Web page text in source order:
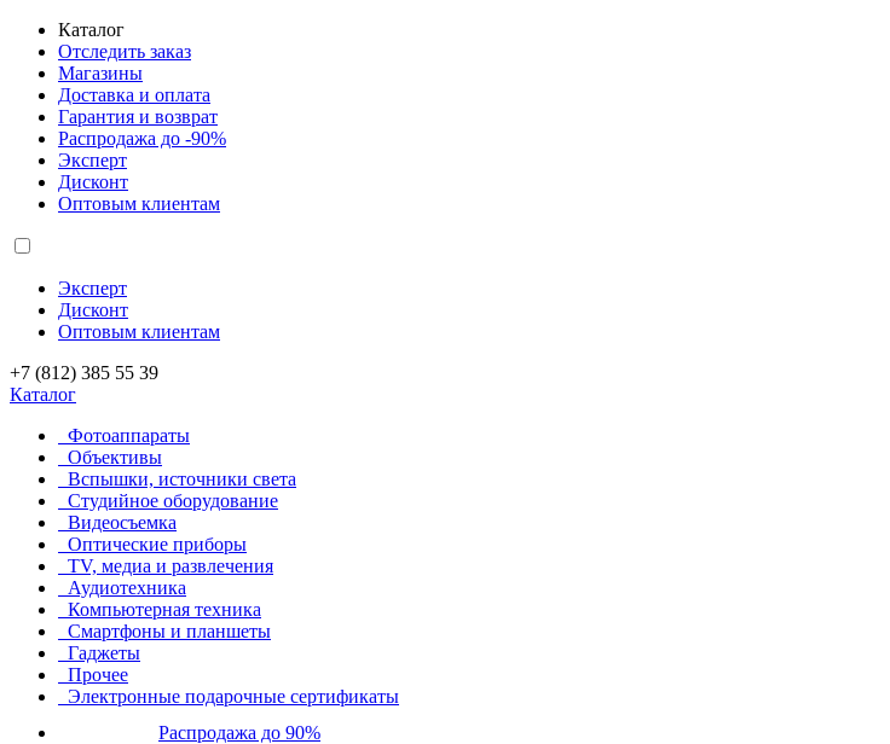
Каталог
Отследить заказ
Магазины
Доставка и оплата
Гарантия и возврат
Распродажа до -90%
Эксперт
Дисконт
Оптовым клиентам
Эксперт
Дисконт
Оптовым клиентам
+7 (812) 385 55 39
Каталог
Фотоаппараты
Объективы
Вспышки, источники света
Студийное оборудование
Видеосъемка
Оптические приборы
TV, медиа и развлечения
Аудиотехника
Компьютерная техника
Смартфоны и планшеты
Гаджеты
Прочее
Электронные подарочные сертификаты
Распродажа до 90%